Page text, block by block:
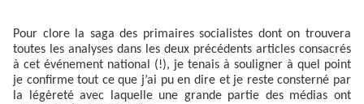
Pour clore la saga des primaires socialistes dont on trouvera
toutes les analyses dans les deux précédents articles consacrés
à cet événement national (!), je tenais à souligner à quel point
je confirme tout ce que j’ai pu en dire et je reste consterné par
la légèreté avec laquelle une grande partie des médias ont